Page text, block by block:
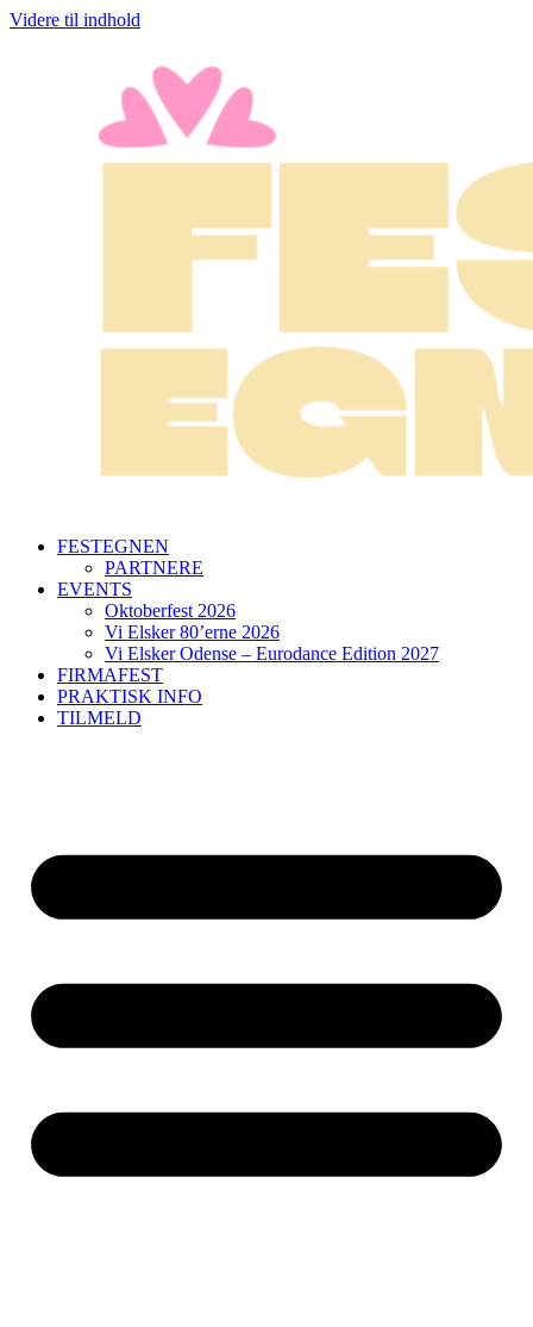
Videre til indhold
FESTEGNEN
PARTNERE
EVENTS
Oktoberfest 2026
Vi Elsker 80’erne 2026
Vi Elsker Odense – Eurodance Edition 2027
FIRMAFEST
PRAKTISK INFO
TILMELD